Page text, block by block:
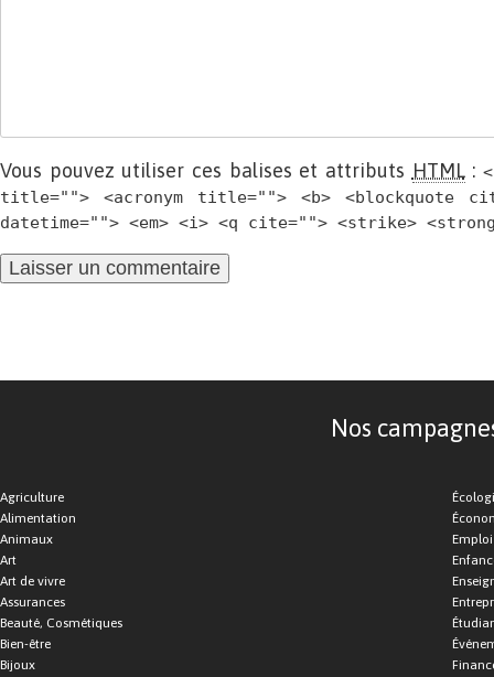
Vous pouvez utiliser ces balises et attributs HTML:
title=""> <acronym title=""> <b> <blockquote
datetime=""> <em> <i> <q cite=""> <strike>
Nos
Agriculture
Alimentation
Animaux
Art
Art de vivre
Assurances
Beauté, Cosmétiques
Bien-être
Bijoux
Emploi